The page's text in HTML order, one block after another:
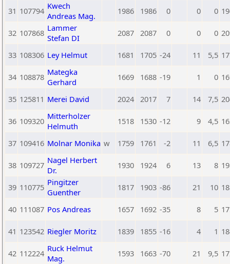
31 107794 Kwech
Andreas Mag.
1986 1986 0 0 0
32 107868 Lammer
Stefan DI
2087 2087 0 0 0
33 108306 Ley Helmut 1681 1705 -24 11 5,5
34 108878 Mategka
Gerhard
1669 1688 -19 1 0
35 125811 Merei David 2024 2017 7 14 7,5
36 109320 Mitterholzer
Helmuth
1518 1530 -12 9 4,5
37 109416 Molnar Monika w 1759 1761 -2 11 6,5
38 109727 Nagel Herbert
Dr.
1930 1924 6 13 8
39 110775 Pingitzer
Guenther
1817 1903 -86 21 10
40 111087 Pos Andreas 1657 1692 -35 8 5
41 123542 Riegler Moritz 1839 1855 -16 4 1
42 112224 Ruck Helmut
Mag.
1593 1663 -70 21 9,5